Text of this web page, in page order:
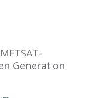
Generation